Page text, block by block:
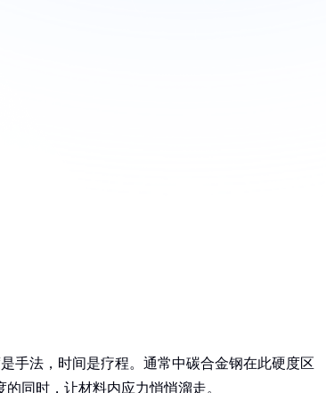
手法，时间是疗程。通常中碳合金钢在此硬度区
同时，让材料内应力悄悄溜走。